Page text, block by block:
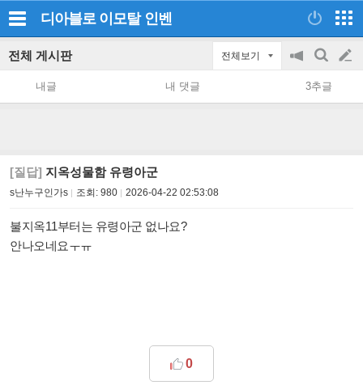
디아블로 이모탈 인벤
전체 게시판 전체보기
공
on/off
검
색
글
쓰
내글 내 댓글 3추글
[질답] 지옥성물함 유령아군
s난누구인가s 조회: 980 2026-04-22 02:53:08
불지옥11부터는 유령아군 없나요?
안나오네요ㅜㅠ
0